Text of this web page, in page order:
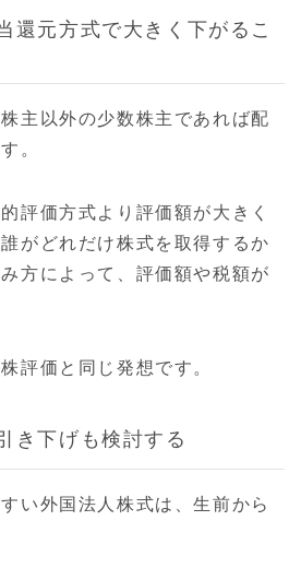
還元方式で大きく下がるこ
主以外の少数株主であれば配
。
評価方式より評価額が大きく
がどれだけ株式を取得するか
方によって、評価額や税額が
評価と同じ発想です。
き下げも検討する
い外国法人株式は、生前から